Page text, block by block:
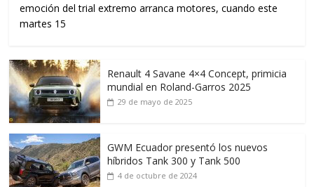
emoción del trial extremo arranca motores, cuando este
martes 15
Renault 4 Savane 4×4 Concept, primicia
mundial en Roland-Garros 2025
29 de mayo de 2025
GWM Ecuador presentó los nuevos
híbridos Tank 300 y Tank 500
4 de octubre de 2024